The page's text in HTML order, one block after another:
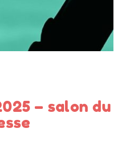
– salon du